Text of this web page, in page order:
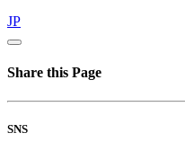
JP
Share this Page
SNS